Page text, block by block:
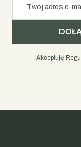
Twój adres e-
Akceptuję